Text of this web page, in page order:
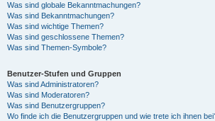
Was sind globale Bekanntmachungen?
Was sind Bekanntmachungen?
Was sind wichtige Themen?
Was sind geschlossene Themen?
Was sind Themen-Symbole?
Benutzer-Stufen und Gruppen
Was sind Administratoren?
Was sind Moderatoren?
Was sind Benutzergruppen?
Wo finde ich die Benutzergruppen und wie trete ich ihnen